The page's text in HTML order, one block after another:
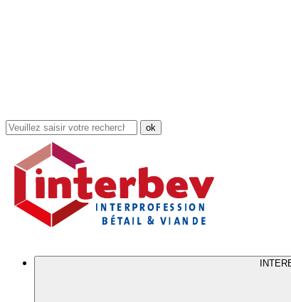
Rechercher
dans
site